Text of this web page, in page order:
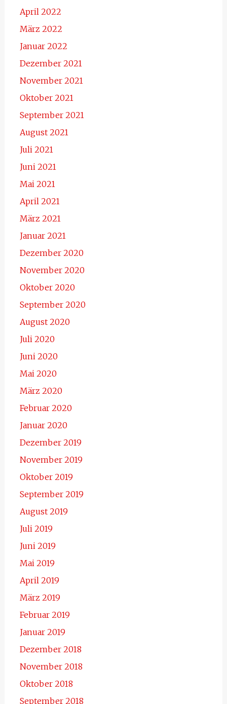
April 2022
März 2022
Januar 2022
Dezember 2021
November 2021
Oktober 2021
September 2021
August 2021
Juli 2021
Juni 2021
Mai 2021
April 2021
März 2021
Januar 2021
Dezember 2020
November 2020
Oktober 2020
September 2020
August 2020
Juli 2020
Juni 2020
Mai 2020
März 2020
Februar 2020
Januar 2020
Dezember 2019
November 2019
Oktober 2019
September 2019
August 2019
Juli 2019
Juni 2019
Mai 2019
April 2019
März 2019
Februar 2019
Januar 2019
Dezember 2018
November 2018
Oktober 2018
September 2018